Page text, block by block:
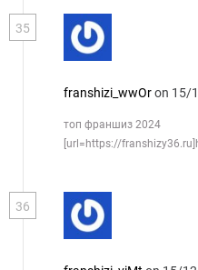
35
franshizi_wwOron 15/
топ франшиз 2024
[url=https://
36